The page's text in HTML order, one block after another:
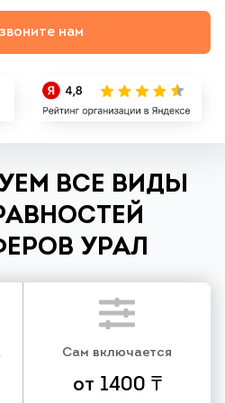
нам
ВСЕ ВИДЫ
УРАЛ
Сам включается
от 1400 ₸